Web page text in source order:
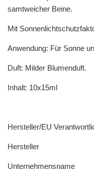
samtweicher Beine.
Mit
Anwendung: Für Sonne
Duft: Milder Blumenduft.
Inhalt: 10x15ml
Hersteller/EU
Hersteller
Unternehmensname